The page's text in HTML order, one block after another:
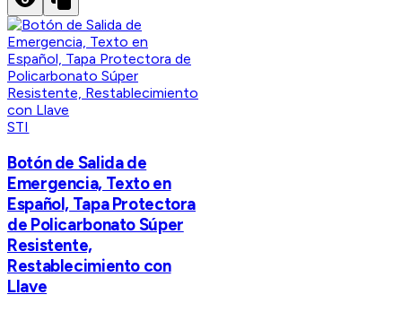
STI
Botón de Salida de
Emergencia, Texto en
Español, Tapa Protectora
de Policarbonato Súper
Resistente,
Restablecimiento con
Llave